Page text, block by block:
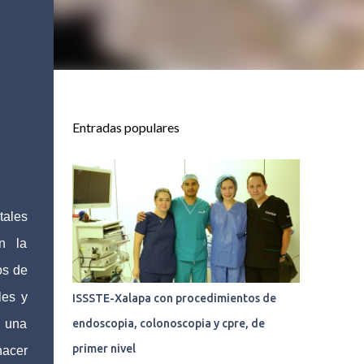
la
de
y
Entradas populares
ISSSTE-Xalapa con procedimientos de
endoscopia, colonoscopia y cpre, de
primer nivel